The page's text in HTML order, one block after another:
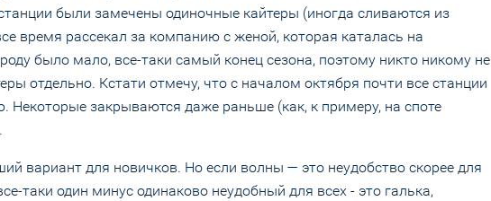
были замечены одиночные кайтеры (иногда сливаются из
время рассекал за компанию с женой, которая каталась на
было мало, все-таки самый конец сезона, поэтому никто никому не
отдельно. Кстати отмечу, что с началом октября почти все станции
Некоторые закрываются даже раньше (как, к примеру, на споте
вариант для новичков. Но если волны — это неудобство скорее для
таки один минус одинаково неудобный для всех - это галька,